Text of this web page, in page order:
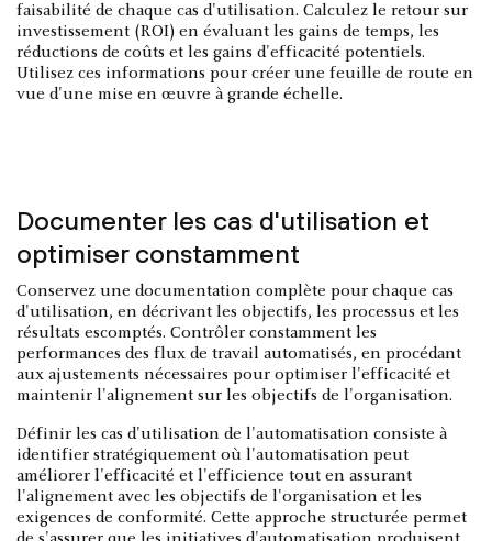
faisabilité de chaque cas d'utilisation. Calculez le retour sur
investissement (ROI) en évaluant les gains de temps, les
réductions de coûts et les gains d'efficacité potentiels.
Utilisez ces informations pour créer une feuille de route en
vue d'une mise en œuvre à grande échelle.
Documenter les cas d'utilisation et
optimiser constamment
Conservez une documentation complète pour chaque cas
d'utilisation, en décrivant les objectifs, les processus et les
résultats escomptés. Contrôler constamment les
performances des flux de travail automatisés, en procédant
aux ajustements nécessaires pour optimiser l'efficacité et
maintenir l'alignement sur les objectifs de l'organisation.
Définir les cas d'utilisation de l'automatisation consiste à
identifier stratégiquement où l'automatisation peut
améliorer l'efficacité et l'efficience tout en assurant
l'alignement avec les objectifs de l'organisation et les
exigences de conformité. Cette approche structurée permet